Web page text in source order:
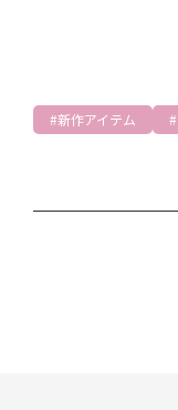
新作アイテム